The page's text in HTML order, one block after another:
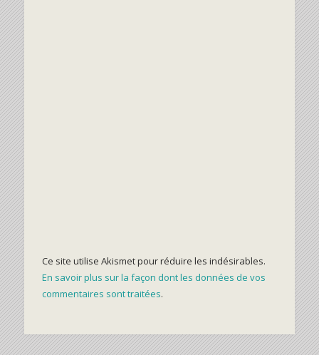
Ce site utilise Akismet pour réduire les indésirables.
En savoir plus sur la façon dont les données de vos
commentaires sont traitées.